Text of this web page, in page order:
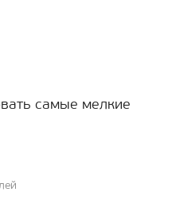
самые мелкие